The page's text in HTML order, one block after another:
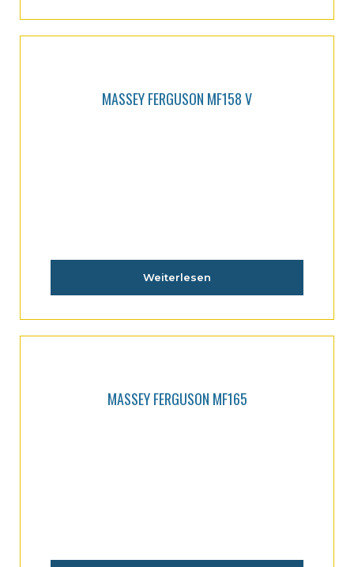
Weiterlesen
MASSEY FERGUSON MF165